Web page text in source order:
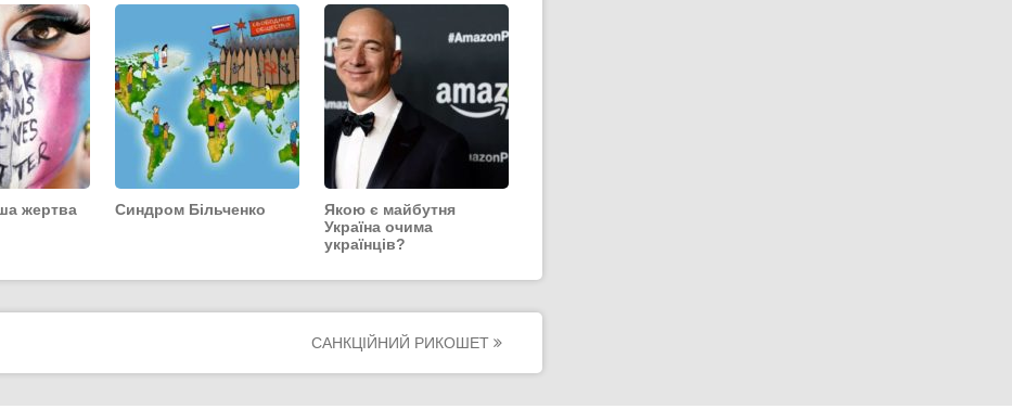
жертва Синдром Більченко
Якою є майбутня
Україна очима
українців?
САНКЦІЙНИЙ РИКОШЕТ